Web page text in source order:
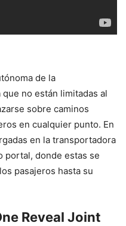
de la
no están limitadas al
sobre caminos
en cualquier punto. En
en la transportadora
portal, donde estas se
pasajeros hasta su
Reveal Joint